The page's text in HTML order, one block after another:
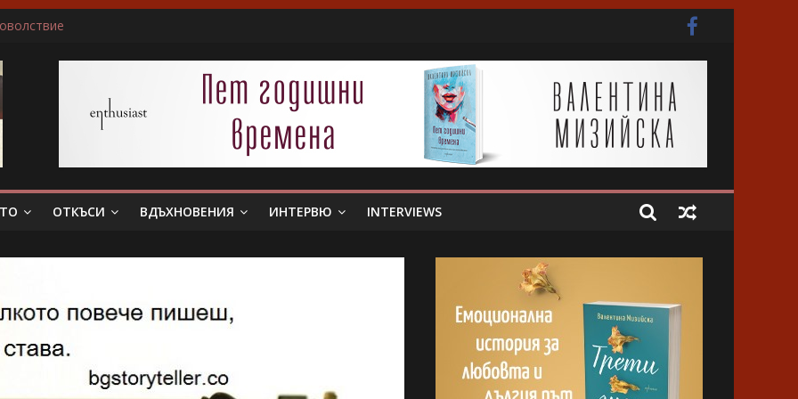
беше истински съпруг…”
Слава богу, отговори той…”
всяка сцена преживявам силно, както ако ми се случва в живота
ОТКЪСИ ВДЪХНОВЕНИЯ ИНТЕРВЮ INTERVIEWS